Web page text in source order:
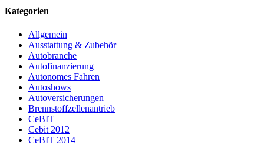
Kategorien
Allgemein
Ausstattung & Zubehör
Autobranche
Autofinanzierung
Autonomes Fahren
Autoshows
Autoversicherungen
Brennstoffzellenantrieb
CeBIT
Cebit 2012
CeBIT 2014